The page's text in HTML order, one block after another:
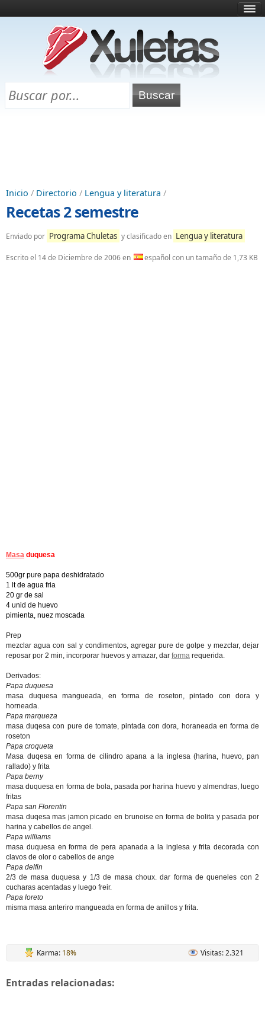
¿Qué es esto?
Directorio
Chuletas para exámenes
Inicio / Directorio / Lengua y literatura /
Recetas 2 semestre
Enviado por Programa Chuletas y clasificado en Lengua y literatura
Escrito el 14 de Diciembre de 2006en español con un tamaño de 1,73 KB
Masa duquesa
500gr pure papa deshidratado
1 lt de agua fria
20 gr de sal
4 unid de huevo
pimienta, nuez moscada
Prep
mezclar agua con sal y condimentos, agregar pure de golpe y mezclar, dejar
reposar por 2 min, incorporar huevos y amazar, dar forma requerida.
Derivados:
Papa duquesa
masa duquesa mangueada, en forma de roseton, pintado con dora y
horneada.
Papa marqueza
masa duqesa con pure de tomate, pintada con dora, horaneada en forma de
roseton
Papa croqueta
Masa duqesa en forma de cilindro apana a la inglesa (harina, huevo, pan
rallado) y frita
Papa berny
masa duquesa en forma de bola, pasada por harina huevo y almendras, luego
fritas
Papa san Florentin
masa duqesa mas jamon picado en brunoise en forma de bolita y pasada por
harina y cabellos de angel.
Papa williams
masa duquesa en forma de pera apanada a la inglesa y frita decorada con
clavos de olor o cabellos de ange
Papa delfin
2/3 de masa duquesa y 1/3 de masa choux. dar forma de queneles con 2
cucharas acentadas y luego freir.
Papa loreto
misma masa anteriro mangueada en forma de anillos y frita.
Karma: 18% Visitas: 2.321
Entradas relacionadas: